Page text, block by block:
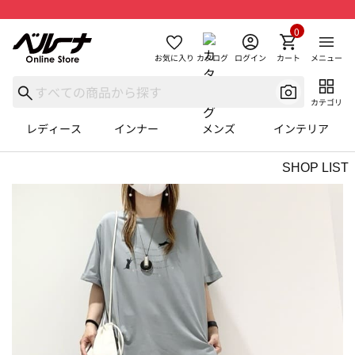
お気に入り カタログ ログイン カート
0
メニュー
カテゴリ
レディース インナー メンズ インテリア
SHOP LIST